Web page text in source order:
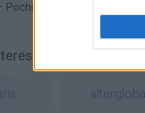
Pochodzenie wyrażenia
również hasła